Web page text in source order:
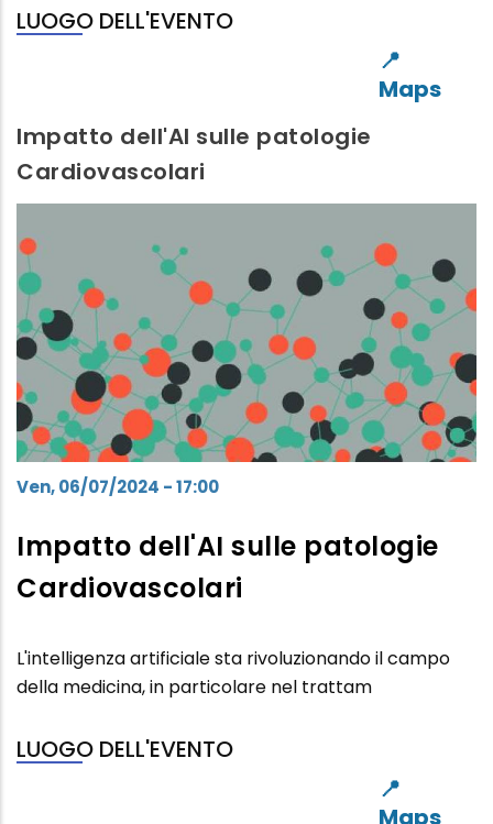
LUOGO DELL'EVENTO
Impatto dell'AI sulle patologie
Cardiovascolari
Ven, 06/07/2024 - 17:00
Impatto dell'AI sulle patologie
Cardiovascolari
L'intelligenza artificiale sta rivoluzionando il campo
della medicina, in particolare nel trattam
LUOGO DELL'EVENTO